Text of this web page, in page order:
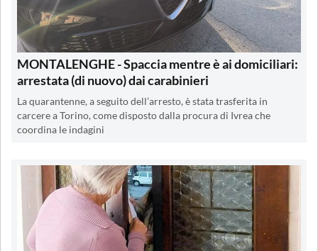
MONTALENGHE - Spaccia mentre è ai domiciliari:
arrestata (di nuovo) dai carabinieri
La quarantenne, a seguito dell’arresto, è stata trasferita in
carcere a Torino, come disposto dalla procura di Ivrea che
coordina le indagini